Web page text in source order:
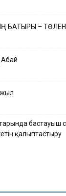
БАТЫРЫ – ТӨЛЕН
Абай
жыл
қалыптастыру